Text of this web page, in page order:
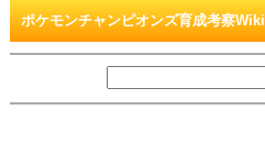
ポケモンチャンピオンズ育成考察Wiki